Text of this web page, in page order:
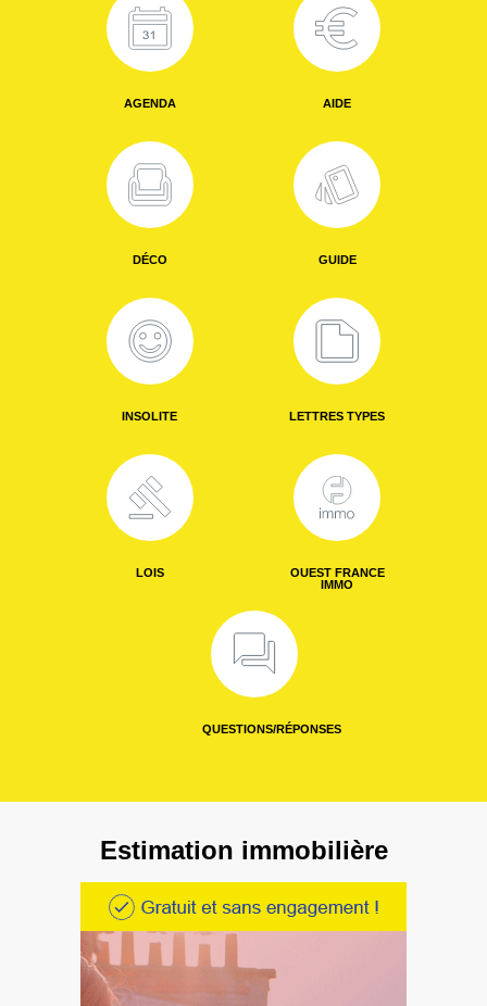
AGENDA AIDE
DÉCO GUIDE
INSOLITE LETTRES TYPES
LOIS
OUEST FRANCE
IMMO
QUESTIONS/RÉPONSES
Estimation immobilière